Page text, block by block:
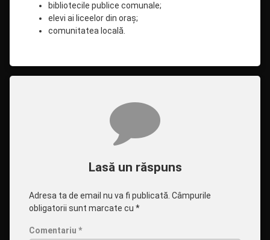
bibliotecile publice comunale;
elevi ai liceelor din oraș;
comunitatea locală.
Lasă un răspuns
Adresa ta de email nu va fi publicată. Câmpurile
obligatorii sunt marcate cu *
Comentariu *